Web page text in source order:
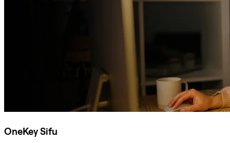
OneKey Sifu